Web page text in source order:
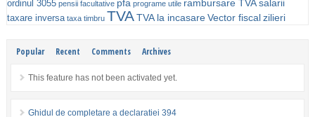
ordinul 3055 pensii facultative pfa programe utile rambursare TVAsalarii
taxare inversa taxa timbru TVATVA la incasareVector fiscalzilieri
Popular Recent Comments Archives
This feature has not been activated yet.
Ghidul de completare a declaratiei 394